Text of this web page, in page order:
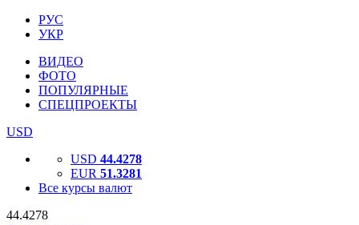
РУС
УКР
ВИДЕО
ФОТО
ПОПУЛЯРНЫЕ
СПЕЦПРОЕКТЫ
USD
USD 44.4278
EUR 51.3281
Все курсы валют
44.4278